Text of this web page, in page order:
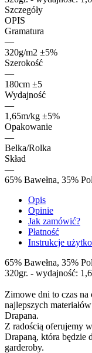
Szczegóły
OPIS
Gramatura
—
320g/m2 ±5%
Szerokość
—
180cm ±5
Wydajność
—
1,65m/kg ±5%
Opakowanie
—
Belka/Rolka
Skład
—
65% Bawełna, 35%
Opis
Opinie
Jak zamówić?
Płatność
Instrukcje
65% Bawełna, 35%
320gr. - wydajność: 1,6
Zimowe dni to czas na
najlepszych
Drapana.
Z radością oferujemy
Drapaną, która będzie
garderoby.